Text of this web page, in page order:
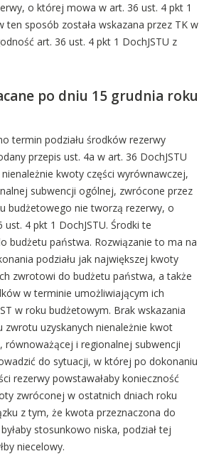
o której mowa w art. 36 ust. 4 pkt 1
ten sposób została wskazana przez TK w
art. 36 ust. 4 pkt 1 DochJSTU z
po dniu 15 grudnia roku
termin podziału środków rezerwy
przepis ust. 4a w art. 36 DochJSTU
kwoty części wyrównawczej,
subwencji ogólnej, zwrócone przez
budżetowego nie tworzą rezerwy, o
4 pkt 1 DochJSTU. Środki te
budżetu państwa. Rozwiązanie to ma na
podziału jak największej kwoty
zwrotowi do budżetu państwa, a także
w terminie umożliwiającym ich
w roku budżetowym. Brak wskazania
uzyskanych nienależnie kwot
równoważącej i regionalnej subwencji
do sytuacji, w której po dokonaniu
rezerwy powstawałaby konieczność
zwróconej w ostatnich dniach roku
z tym, że kwota przeznaczona do
stosunkowo niska, podział tej
niecelowy.